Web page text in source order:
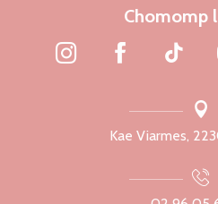
Chomomp
Kae Viarmes,